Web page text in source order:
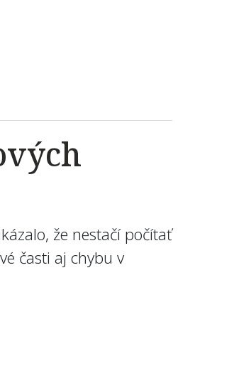
že nestačí počítať
časti aj chybu v